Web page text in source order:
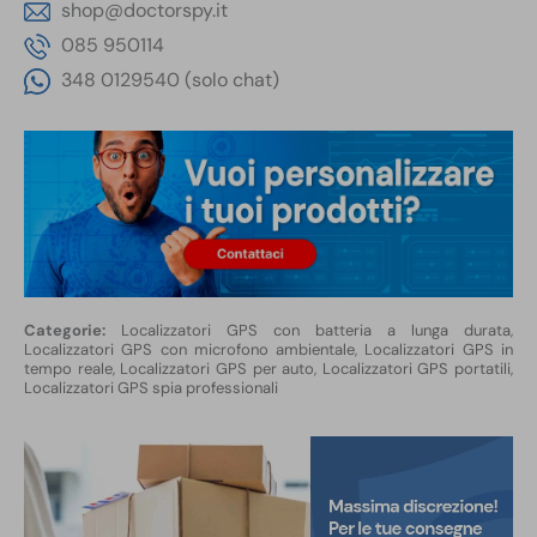
shop@doctorspy.it
085 950114
348 0129540 (solo chat)
Localizzatori GPS con batteria a lunga durata,
Localizzatori GPS con microfono ambientale, Localizzatori GPS in
tempo reale, Localizzatori GPS per auto, Localizzatori GPS portatili,
Localizzatori GPS spia professionali